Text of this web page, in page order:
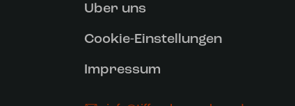
Uber uns
Cookie-Einstellungen
Impressum